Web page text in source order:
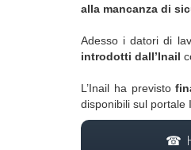
alla mancanza di
Adesso i datori di
introdotti dall’Inail
L’Inail ha previsto
disponibili sul portale